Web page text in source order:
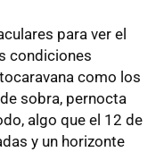
para ver el
condiciones
como los
sobra, pernocta
algo que el 12 de
y un horizonte